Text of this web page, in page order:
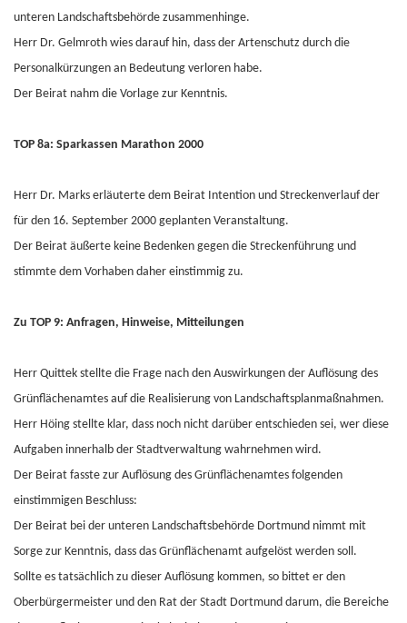
unteren Landschaftsbehörde zusammenhinge.
Herr Dr. Gelmroth wies darauf hin, dass der Artenschutz durch die
Personalkürzungen an Bedeutung verloren habe.
Der Beirat nahm die Vorlage zur Kenntnis.
TOP 8a: Sparkassen Marathon 2000
Herr Dr. Marks erläuterte dem Beirat Intention und Streckenverlauf der
für den 16. September 2000 geplanten Veranstaltung.
Der Beirat äußerte keine Bedenken gegen die Streckenführung und
stimmte dem Vorhaben daher einstimmig zu.
Zu TOP 9: Anfragen, Hinweise, Mitteilungen
Herr Quittek stellte die Frage nach den Auswirkungen der Auflösung des
Grünflächenamtes auf die Realisierung von Landschaftsplanmaßnahmen.
Herr Höing stellte klar, dass noch nicht darüber entschieden sei, wer diese
Aufgaben innerhalb der Stadtverwaltung wahrnehmen wird.
Der Beirat fasste zur Auflösung des Grünflächenamtes folgenden
einstimmigen Beschluss:
Der Beirat bei der unteren Landschaftsbehörde Dortmund nimmt mit
Sorge zur Kenntnis, dass das Grünflächenamt aufgelöst werden soll.
Sollte es tatsächlich zu dieser Auflösung kommen, so bittet er den
Oberbürgermeister und den Rat der Stadt Dortmund darum, die Bereiche